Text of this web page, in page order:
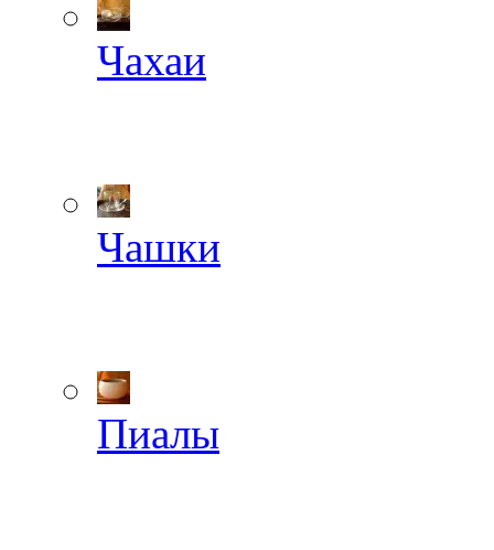
Чахаи
Чашки
Пиалы